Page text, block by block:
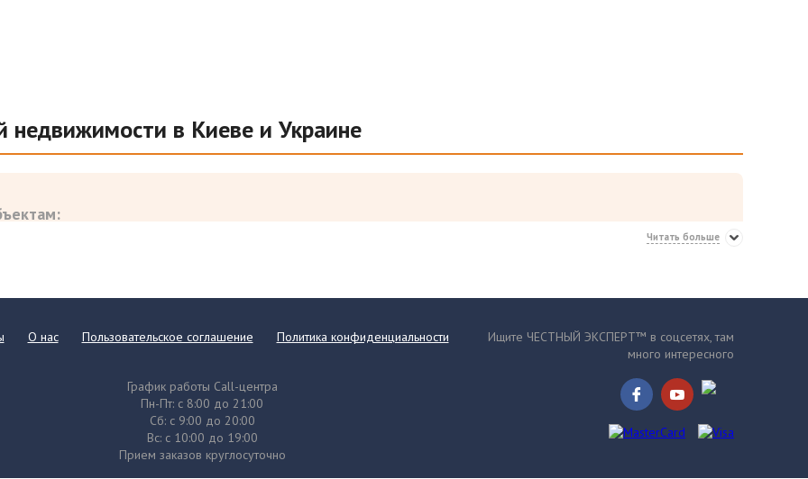
недвижимости в Киеве и Украине
и коммерческих объектов любой сложности. Все отчеты регистрируются в базе ФГИУ и подходят для нотариальных сделок, переоценки основных средств и судебных
Читать больше
О нас Пользовательское соглашение Политика конфиденциальности
График работы Call-центра
Пн-Пт: с 8:00 до 21:00
Сб: с 9:00 до 20:00
Вс: с 10:00 до 19:00
Прием заказов круглосуточно
Ищите ЧЕСТНЫЙ ЭКСПЕРТ™ в соцсетях, там
много интересного